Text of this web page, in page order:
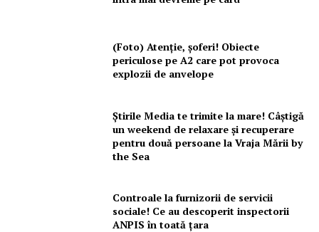
(Foto) Atenție, șoferi! Obiecte
periculose pe A2 care pot provoca
explozii de anvelope
Știrile Media te trimite la mare! Câștigă
un weekend de relaxare și recuperare
pentru două persoane la Vraja Mării by
the Sea
Controale la furnizorii de servicii
sociale! Ce au descoperit inspectorii
ANPIS în toată țara